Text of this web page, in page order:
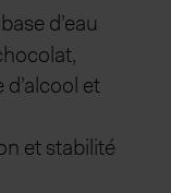
d’eau
et
et stabilité